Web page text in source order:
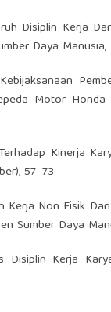
Disiplin Kerja
Daya Manusia,
Motor
Kinerja
57–73.
Kerja Non Fisik
Sumber Daya
Disiplin Kerja